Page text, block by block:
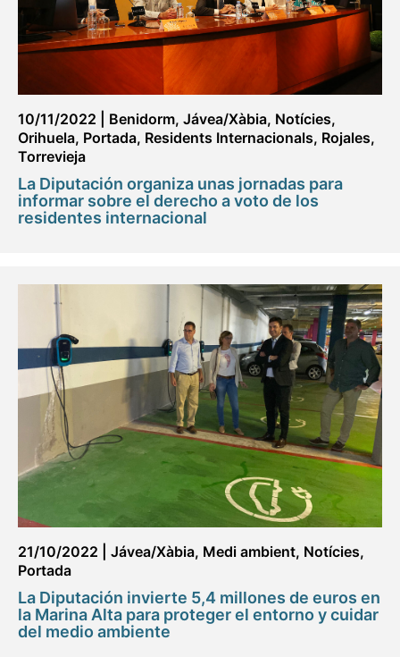
10/11/2022 Benidorm, Jávea/Xàbia, Notícies,
Orihuela, Portada, Residents Internacionals, Rojales,
Torrevieja
La Diputación organiza unas jornadas para
informar sobre el derecho a voto de los
residentes internacional
21/10/2022 Jávea/Xàbia, Medi ambient, Notícies,
Portada
La Diputación invierte 5,4 millones de euros en
la Marina Alta para proteger el entorno y cuidar
del medio ambiente